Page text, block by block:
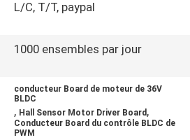
L/C, T/T, paypal
1000 ensembles par jour
conducteur Board de moteur de 36V
BLDC
, Hall Sensor Motor Driver Board ,
Conducteur Board du contrôle BLDC de
PWM